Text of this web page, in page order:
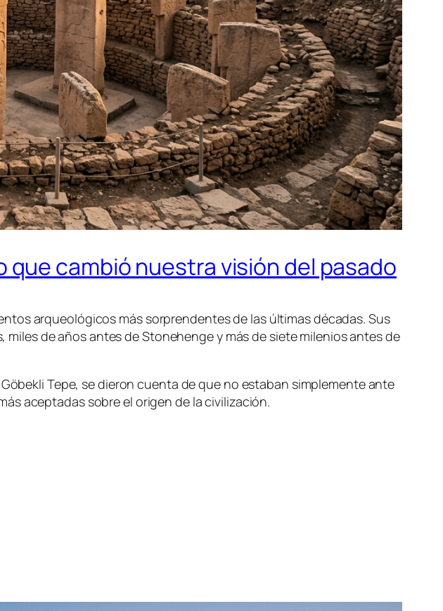
cambió nuestra visión del pasado
arqueológicos más sorprendentes de las últimas décadas. Sus
de años antes de Stonehenge y más de siete milenios antes de
Tepe, se dieron cuenta de que no estaban simplemente ante
aceptadas sobre el origen de la civilización.